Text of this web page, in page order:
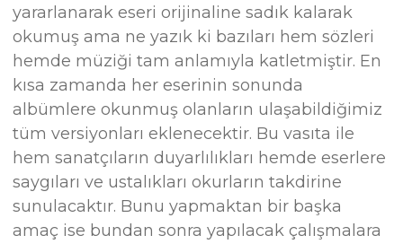
yararlanarak eseri orijinaline sadık kalarak
okumuş ama ne yazık ki bazıları hem sözleri
hemde müziği tam anlamıyla katletmiştir. En
kısa zamanda her eserinin sonunda
albümlere okunmuş olanların ulaşabildiğimiz
tüm versiyonları eklenecektir. Bu vasıta ile
hem sanatçıların duyarlılıkları hemde eserlere
saygıları ve ustalıkları okurların takdirine
sunulacaktır. Bunu yapmaktan bir başka
amaç ise bundan sonra yapılacak çalışmalara